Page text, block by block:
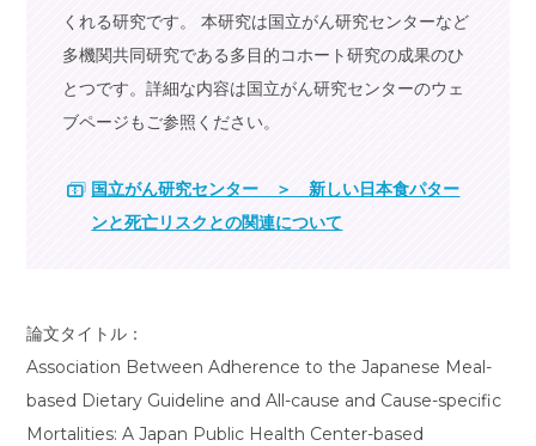
くれる研究です。 本研究は国立がん研究センターなど
多機関共同研究である多目的コホート研究の成果のひ
とつです。詳細な内容は国立がん研究センターのウェ
ブページもご参照ください。
国立がん研究センター ＞新しい日本食パター
ンと死亡リスクとの関連について
論文タイトル：
Association Between Adherence to the Japanese Meal-
based Dietary Guideline and All-cause and Cause-specific
Mortalities: A Japan Public Health Center-based